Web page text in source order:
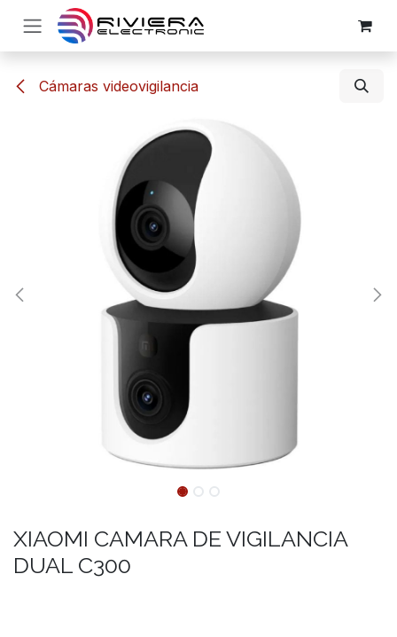
Ir al contenido
Cámaras videovigilancia
XIAOMI CAMARA DE VIGILANCIA
DUAL C300